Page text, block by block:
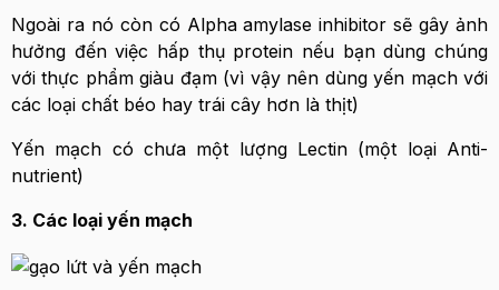
Ngoài ra nó còn có Alpha amylase inhibitor sẽ gây ảnh
hưởng đến việc hấp thụ protein nếu bạn dùng chúng
với thực phẩm giàu đạm (vì vậy nên dùng yến mạch với
các loại chất béo hay trái cây hơn là thịt)
Yến mạch có chưa một lượng Lectin (một loại Anti-
nutrient)
3. Các loại yến mạch